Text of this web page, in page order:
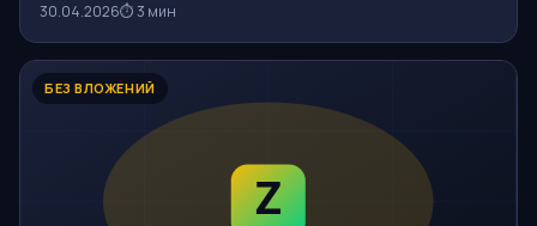
30.04.2026⏱ 3 мин
БЕЗ ВЛОЖЕНИЙ